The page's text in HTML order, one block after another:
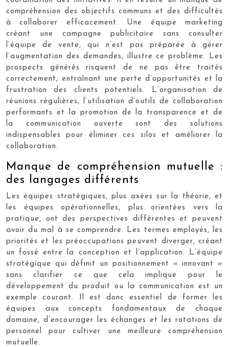
compréhension des objectifs communs et des difficultés
à collaborer efficacement. Une équipe marketing
créant une campagne publicitaire sans consulter
l’équipe de vente, qui n’est pas préparée à gérer
l’augmentation des demandes, illustre ce problème. Les
prospects générés risquent de ne pas être traités
correctement, entraînant une perte d’opportunités et la
frustration des clients potentiels. L’organisation de
réunions régulières, l’utilisation d’outils de collaboration
performants et la promotion de la transparence et de
la communication ouverte sont des solutions
indispensables pour éliminer ces silos et améliorer la
collaboration.
Manque de compréhension mutuelle :
des langages différents
Les équipes stratégiques, plus axées sur la théorie, et
les équipes opérationnelles, plus orientées vers la
pratique, ont des perspectives différentes et peuvent
avoir du mal à se comprendre. Les termes employés, les
priorités et les préoccupations peuvent diverger, créant
un fossé entre la conception et l’application. L’équipe
stratégique qui définit un positionnement « innovant »
sans clarifier ce que cela implique pour le
développement du produit ou la communication est un
exemple courant. Il est donc essentiel de former les
équipes aux concepts fondamentaux de chaque
domaine, d’encourager les échanges et les rotations de
personnel pour cultiver une meilleure compréhension
mutuelle.